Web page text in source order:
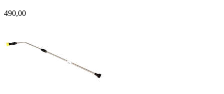
490,00